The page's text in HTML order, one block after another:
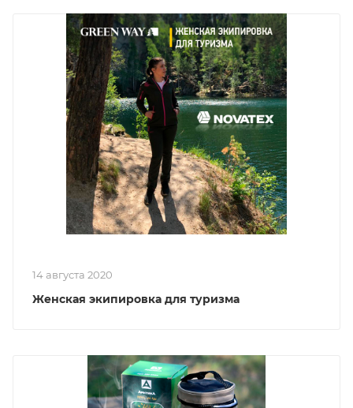
14 августа 2020
Женская экипировка для туризма